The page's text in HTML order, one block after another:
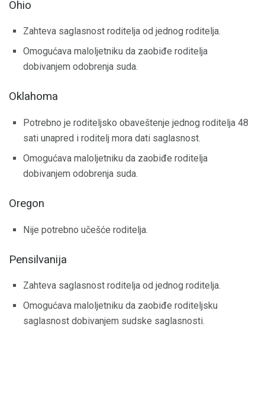
Ohio
Zahteva saglasnost roditelja od jednog roditelja.
Omogućava maloljetniku da zaobiđe roditelja
dobivanjem odobrenja suda.
Oklahoma
Potrebno je roditeljsko obaveštenje jednog roditelja 48
sati unapred i roditelj mora dati saglasnost.
Omogućava maloljetniku da zaobiđe roditelja
dobivanjem odobrenja suda.
Oregon
Nije potrebno učešće roditelja.
Pensilvanija
Zahteva saglasnost roditelja od jednog roditelja.
Omogućava maloljetniku da zaobiđe roditeljsku
saglasnost dobivanjem sudske saglasnosti.